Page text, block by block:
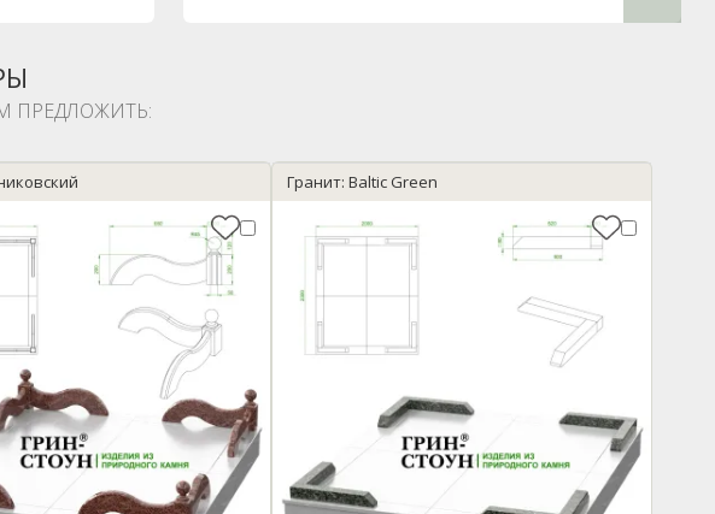
ПРЕДЛОЖИТЬ:
Гранит: Baltic Green